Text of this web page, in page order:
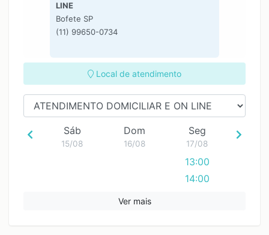
LINE
Bofete SP
(11) 99650-0734
Local de atendimento
Sáb
15/08
Dom
16/08
Seg
17/08
13:00
14:00
Ver mais